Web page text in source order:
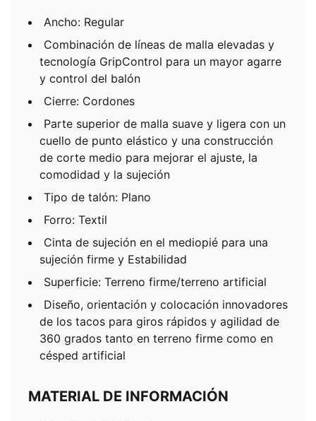
Ancho: Regular
Combinación de líneas de malla elevadas y
tecnología GripControl para un mayor agarre
y control del balón
Cierre: Cordones
Parte superior de malla suave y ligera con un
cuello de punto elástico y una construcción
de corte medio para mejorar el ajuste, la
comodidad y la sujeción
Tipo de talón: Plano
Forro: Textil
Cinta de sujeción en el mediopié para una
sujeción firme y Estabilidad
Superficie: Terreno firme/terreno artificial
Diseño, orientación y colocación innovadores
de los tacos para giros rápidos y agilidad de
360 ​​grados tanto en terreno firme como en
césped artificial
MATERIAL DE INFORMACIÓN